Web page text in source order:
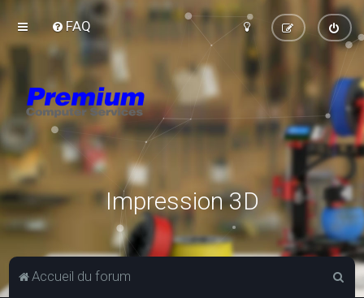
FAQ
Impression 3D
Accueil du forum